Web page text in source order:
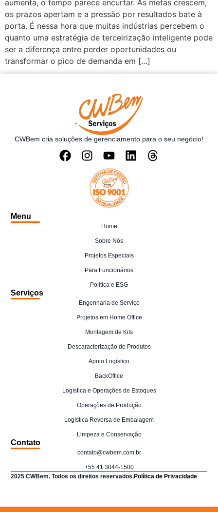
aumenta, o tempo parece encurtar. As metas crescem,
os prazos apertam e a pressão por resultados bate à
porta. É nessa hora que muitas indústrias percebem o
quanto uma estratégia de terceirização inteligente pode
ser a diferença entre perder oportunidades ou
transformar o pico de demanda em […]
CWBem cria soluções de gerenciamento para o seu negócio!
Menu
Home
Sobre Nós
Projetos Especiais
Para Funcionários
Política e ESG
Serviços
Engenharia de Serviço
Projetos em Home Office
Montagem de Kits
Descaracterização de Produtos
Apoio Logístico
BackOffice
Logística e Operações de Estoques
Operações de Produção
Logística Reversa de Embalagem
Limpeza e Conservação
Contato
contato@cwbem.com.br
+55 41 3044-1500
2025 CWBem. Todos os direitos reservados.Política de Privacidade